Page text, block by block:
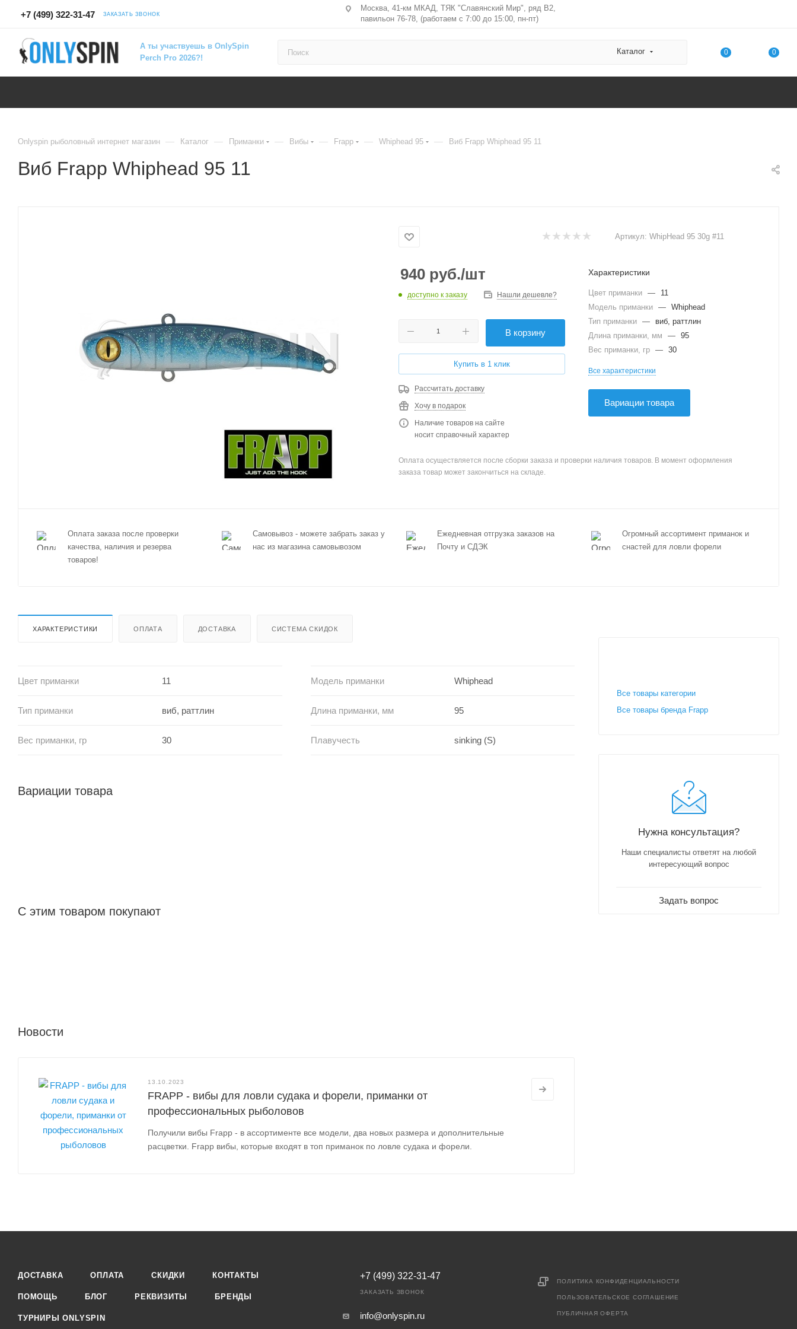
+7 (499) 322-31-47 ЗАКАЗАТЬ ЗВОНОК
Москва, 41-км МКАД, ТЯК "Славянский Мир", ряд В2,
павильон 76-78, (работаем с 7:00 до 15:00, пн-пт)
А ты участвуешь в OnlySpin
Perch Pro 2026?!
Каталог 0 0
Onlyspin рыболовный интернет магазин — Каталог — Приманки — Вибы — Frapp — Whiphead 95 — Виб Frapp Whiphead 95 11
Виб Frapp Whiphead 95 11
Артикул: WhipHead 95 30g #11
940 руб./шт
доступно к заказу Нашли дешевле?
В корзину
Купить в 1 клик
Рассчитать доставку
Хочу в подарок
Наличие товаров на сайте
носит справочный характер
Характеристики
Цвет приманки —
11
Модель приманки — Whiphead
Тип приманки —
виб, раттлин
Длина приманки, мм
— 95
Вес приманки, гр — 30
Все характеристики
Вариации товара
Оплата осуществляется после сборки заказа и проверки наличия товаров. В момент оформления
заказа товар может закончиться на складе.
Оплата заказа после проверки
качества, наличия и резерва
товаров!
Самовывоз - можете забрать заказ у
нас из магазина самовывозом
Ежедневная отгрузка заказов на
Почту и СДЭК
Огромный ассортимент приманок и
снастей для ловли форели
ХАРАКТЕРИСТИКИ ОПЛАТА ДОСТАВКА СИСТЕМА СКИДОК
Цвет приманки 11 Модель приманки Whiphead
Тип приманки виб, раттлин Длина приманки, мм 95
Вес приманки, гр 30 Плавучесть sinking (S)
Вариации товара
С этим товаром покупают
Новости
13.10.2023
FRAPP - вибы для ловли судака и форели, приманки от
профессиональных рыболовов
Получили вибы Frapp - в ассортименте все модели, два новых размера и дополнительные
расцветки. Frapp вибы, которые входят в топ приманок по ловле судака и форели.
Все товары категории
Все товары бренда Frapp
Нужна консультация?
Наши специалисты ответят на любой
интересующий вопрос
Задать вопрос
ДОСТАВКА ОПЛАТА СКИДКИ КОНТАКТЫ
ПОМОЩЬ БЛОГ РЕКВИЗИТЫ БРЕНДЫ
ТУРНИРЫ ONLYSPIN
+7 (499) 322-31-47
ЗАКАЗАТЬ ЗВОНОК
info@onlyspin.ru
ПОЛИТИКА КОНФИДЕНЦИАЛЬНОСТИ
ПОЛЬЗОВАТЕЛЬСКОЕ СОГЛАШЕНИЕ
ПУБЛИЧНАЯ ОФЕРТА